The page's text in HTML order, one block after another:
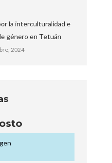
la interculturalidad e
género en Tetuán
2024